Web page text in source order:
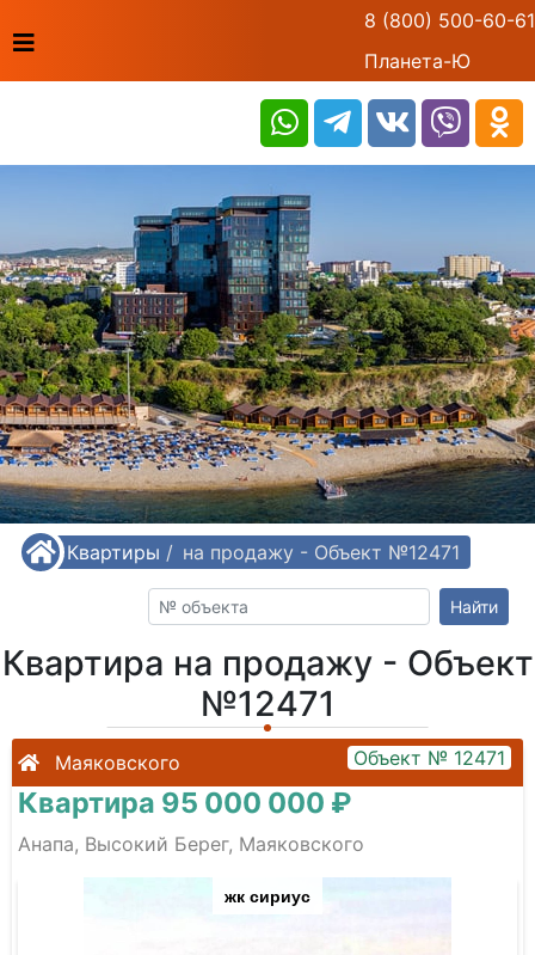
8 (800) 500-60-61
Планета-Ю
/ Квартиры /
Квартира на продажу - Объект №12471
Найти
Квартира на продажу - Объект
№12471
Маяковского Объект № 12471
Квартира 95 000 000 ₽
Анапа, Высокий Берег, Маяковского
жк сириус